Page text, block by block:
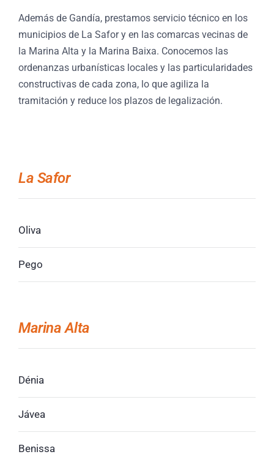
Además de Gandía, prestamos servicio técnico en los
municipios de La Safor y en las comarcas vecinas de
la Marina Alta y la Marina Baixa. Conocemos las
ordenanzas urbanísticas locales y las particularidades
constructivas de cada zona, lo que agiliza la
tramitación y reduce los plazos de legalización.
La Safor
Oliva
Pego
Marina Alta
Dénia
Jávea
Benissa